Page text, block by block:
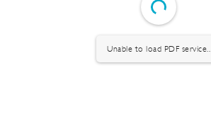
Unable to load PDF service..